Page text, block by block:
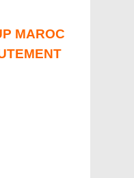
MAROC